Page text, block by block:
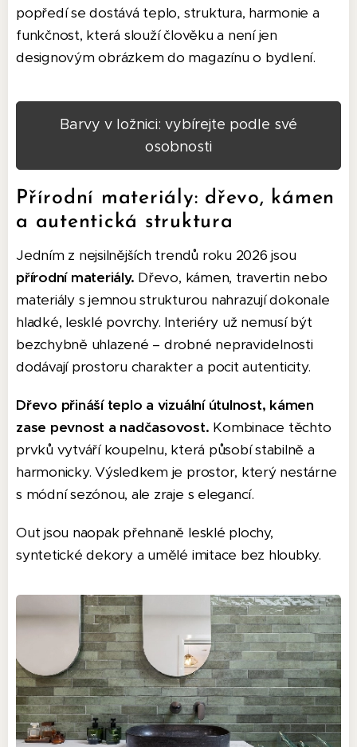
popředí se dostává teplo, struktura, harmonie a
funkčnost, která slouží člověku a není jen
designovým obrázkem do magazínu o bydlení.
Barvy v ložnici: vybírejte podle své
osobnosti
Přírodní materiály: dřevo, kámen
a autentická struktura
Jedním z nejsilnějších trendů roku 2026 jsou
přírodní materiály. Dřevo, kámen, travertin nebo
materiály s jemnou strukturou nahrazují dokonale
hladké, lesklé povrchy. Interiéry už nemusí být
bezchybně uhlazené – drobné nepravidelnosti
dodávají prostoru charakter a pocit autenticity.
Dřevo přináší teplo a vizuální útulnost, kámen
zase pevnost a nadčasovost. Kombinace těchto
prvků vytváří koupelnu, která působí stabilně a
harmonicky. Výsledkem je prostor, který nestárne
s módní sezónou, ale zraje s elegancí.
Out jsou naopak přehnaně lesklé plochy,
syntetické dekory a umělé imitace bez hloubky.